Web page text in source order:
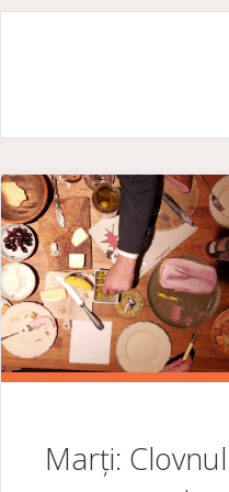
Skip
Marți: Clovnul